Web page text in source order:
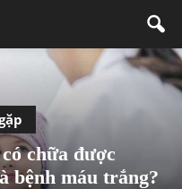
chữa được
bệnh máu trắng?